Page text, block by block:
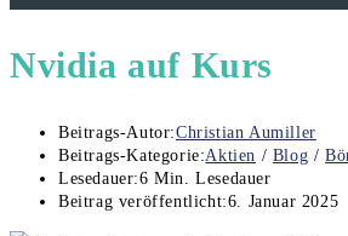
Nvidia auf Kurs
Beitrags-Autor:Christian Aumiller
Beitrags-Kategorie:Aktien / Blog /
Lesedauer:6 Min. Lesedauer
Beitrag veröffentlicht:6. Januar 2025